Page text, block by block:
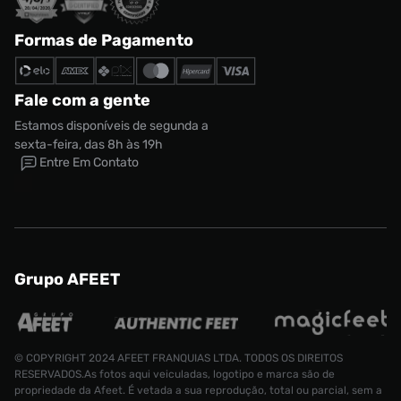
Formas de Pagamento
Fale com a gente
Estamos disponíveis de segunda a
sexta-feira, das 8h às 19h
Entre Em Contato
Grupo AFEET
© COPYRIGHT 2024 AFEET FRANQUIAS LTDA. TODOS OS DIREITOS
RESERVADOS.As fotos aqui veiculadas, logotipo e marca são de
propriedade da Afeet. É vetada a sua reprodução, total ou parcial, sem a